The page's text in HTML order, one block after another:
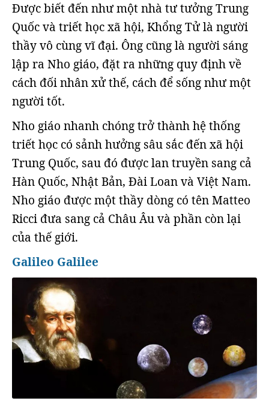
Được biết đến như một nhà tư tưởng Trung
Quốc và triết học xã hội, Khổng Tử là người
thầy vô cùng vĩ đại. Ông cũng là người sáng
lập ra Nho giáo, đặt ra những quy định về
cách đối nhân xử thế, cách để sống như một
người tốt.
Nho giáo nhanh chóng trở thành hệ thống
triết học có sảnh hưởng sâu sắc đến xã hội
Trung Quốc, sau đó được lan truyền sang cả
Hàn Quốc, Nhật Bản, Đài Loan và Việt Nam.
Nho giáo được một thầy dòng có tên Matteo
Ricci đưa sang cả Châu Âu và phần còn lại
của thế giới.
Galileo Galilee